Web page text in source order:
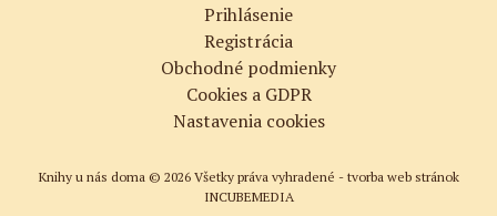
Prihlásenie
Registrácia
Obchodné podmienky
Cookies a GDPR
Nastavenia cookies
Knihy u nás doma © 2026 Všetky práva vyhradené - tvorba web stránok
INCUBEMEDIA